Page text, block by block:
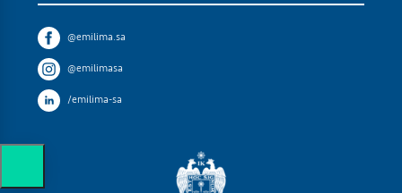
@emilima.sa
@emilimasa
/emilima-sa